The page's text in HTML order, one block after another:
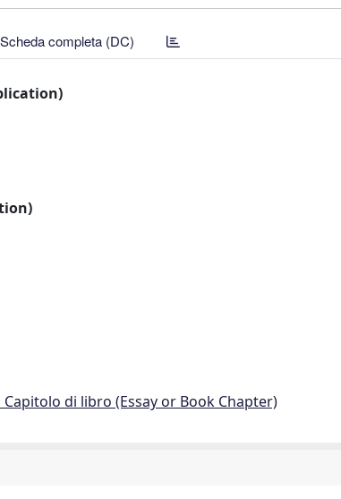
Scheda completa (DC)
di libro (Essay or Book Chapter)